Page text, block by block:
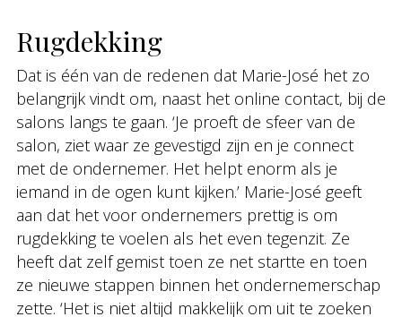
Rugdekking
Dat is één van de redenen dat Marie-José het zo
belangrijk vindt om, naast het online contact, bij de
salons langs te gaan. ‘Je proeft de sfeer van de
salon, ziet waar ze gevestigd zijn en je connect
met de ondernemer. Het helpt enorm als je
iemand in de ogen kunt kijken.’ Marie-José geeft
aan dat het voor ondernemers prettig is om
rugdekking te voelen als het even tegenzit. Ze
heeft dat zelf gemist toen ze net startte en toen
ze nieuwe stappen binnen het ondernemerschap
zette. ‘Het is niet altijd makkelijk om uit te zoeken